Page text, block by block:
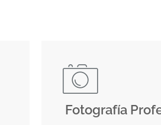
Fotografía